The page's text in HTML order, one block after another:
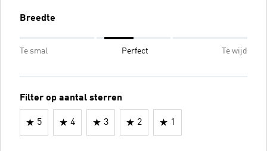
Breedte
Te smal Perfect Te wijd
Filter op aantal sterren
5 4 3 2 1